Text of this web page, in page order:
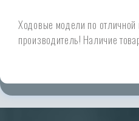
Ходовые модели по
производитель! Наличие